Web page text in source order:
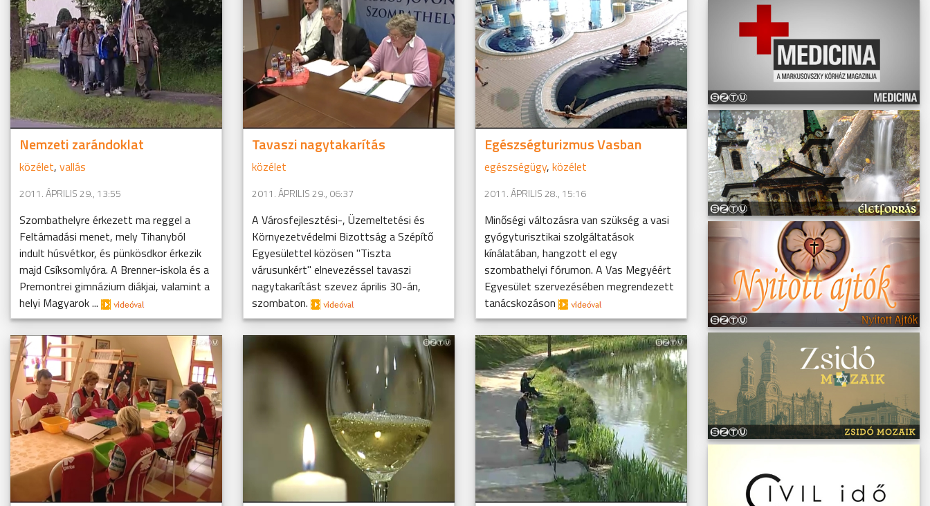
Nemzeti zarándoklat
közélet, vallás
2011. ÁPRILIS 29., 13:55
Szombathelyre érkezett ma reggel a
Feltámadási menet, mely Tihanyból
indult húsvétkor, és pünkösdkor érkezik
majd Csíksomlyóra. A Brenner-iskola és a
Premontrei gimnázium diákjai, valamint a
helyi Magyarok ...
Tavaszi nagytakarítás
közélet
2011. ÁPRILIS 29., 06:37
A Városfejlesztési-, Üzemeltetési és
Környezetvédelmi Bizottság a Szépítő
Egyesülettel közösen "Tiszta
várusunkért" elnevezéssel tavaszi
nagytakarítást szevez április 30-án,
szombaton.
Egészségturizmus Vasban
egészségügy, közélet
2011. ÁPRILIS 28., 15:16
Minőségi változásra van szükség a vasi
gyógyturisztikai szolgáltatások
kínálatában, hangzott el egy
szombathelyi fórumon. A Vas Megyéért
Egyesület szervezésében megrendezett
tanácskozáson